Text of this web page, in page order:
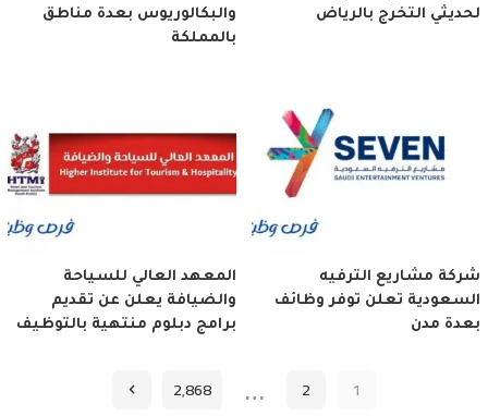
لحديثي التخرج بالرياض
والبكالوريوس بعدة مناطق
بالمملكة
شركة مشاريع الترفيه
السعودية تعلن توفر وظائف
بعدة مدن
المعهد العالي للسياحة
والضيافة يعلن عن تقديم
برامج دبلوم منتهية بالتوظيف
1
2
… 2٬868